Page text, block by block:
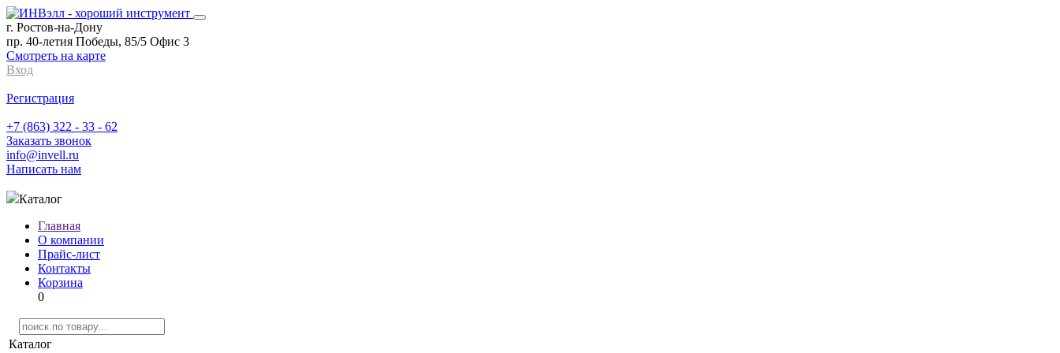
г. Ростов-на-Дону
пр. 40-летия Победы, 85/5 Офис 3
Смотреть на карте
Вход
Регистрация
+7 (863) 322 - 33 - 62
Заказать звонок
info@invell.ru
Написать нам
Каталог
Главная
О компании
Прайс-лист
Контакты
Корзина
0
Каталог